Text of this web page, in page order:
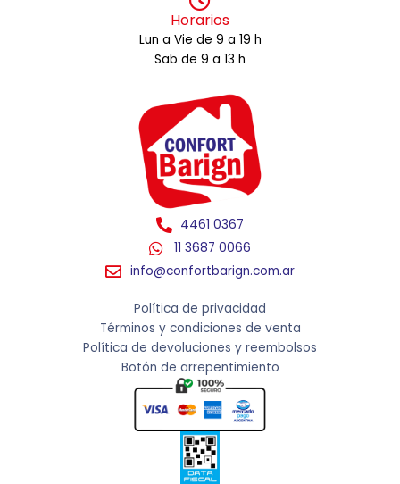
Horarios
Lun a Vie de 9 a 19 h
Sab de 9 a 13 h
4461 0367
11 3687 0066
info@confortbarign.com.ar
Política de privacidad
Términos y condiciones de venta
Política de devoluciones y reembolsos
Botón de arrepentimiento